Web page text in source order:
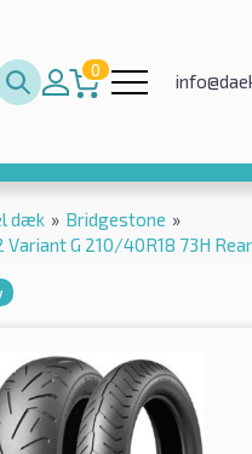
0
dæk » Bridgestone »
G 210/40R18 73H Rear